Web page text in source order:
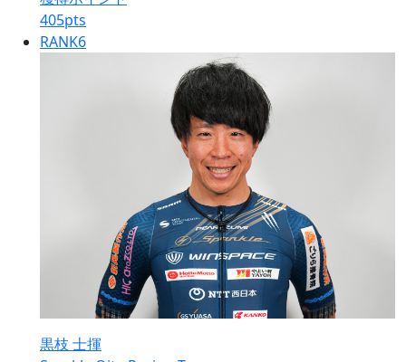
405pts
RANK6
黒枝 士揮